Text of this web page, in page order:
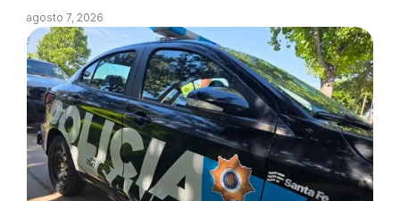
agosto 7, 2026